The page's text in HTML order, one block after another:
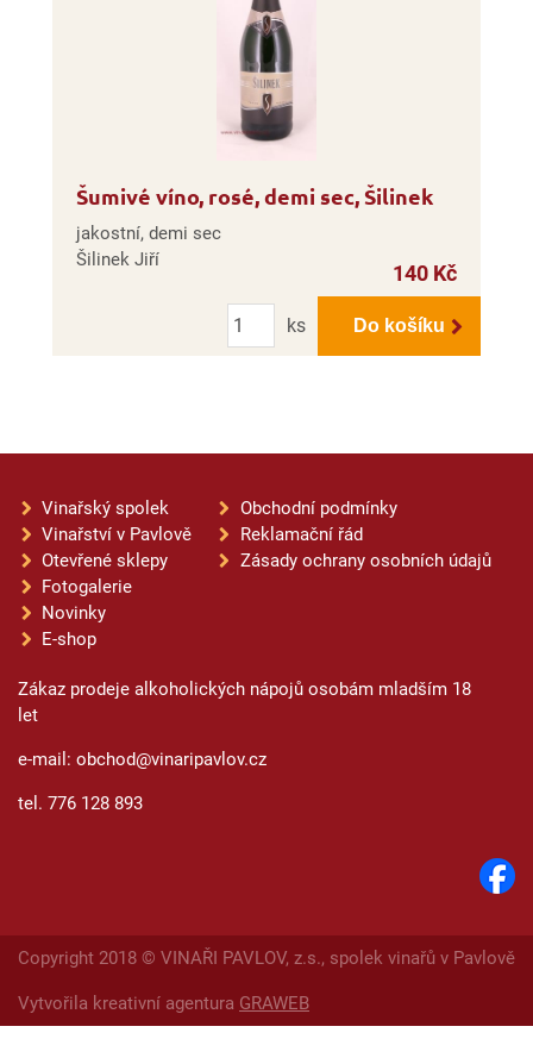
Šumivé víno, rosé, demi sec, Šilinek
jakostní, demi sec
Šilinek Jiří
140 Kč
Počet
ks
Do košíku
Vinařský spolek
Vinařství v Pavlově
Otevřené sklepy
Fotogalerie
Novinky
E-shop
Obchodní podmínky
Reklamační řád
Zásady ochrany osobních údajů
Zákaz prodeje alkoholických nápojů osobám mladším 18
let
e-mail: obchod@vinaripavlov.cz
tel. 776 128 893
Copyright 2018 © VINAŘI PAVLOV, z.s., spolek vinařů v Pavlově
Vytvořila kreativní agentura GRAWEB